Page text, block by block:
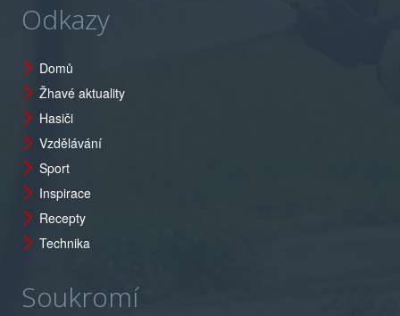
Odkazy
Domů
Žhavé aktuality
Hasiči
Vzdělávání
Sport
Inspirace
Recepty
Technika
Soukromí